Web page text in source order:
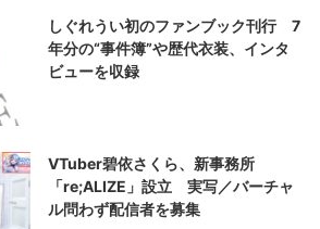
しぐれうい初のファンブック刊行 7
年分の“事件簿”や歴代衣装、インタ
ビューを収録
VTuber碧依さくら、新事務所
「re;ALIZE」設立 実写／バーチャ
ル問わず配信者を募集